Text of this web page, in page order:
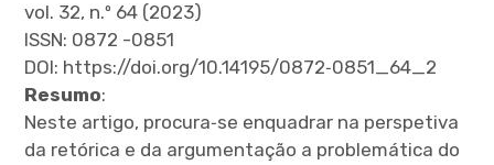
child
menu
vol. 32, n.º 64 (2023)
ISSN: 0872 -0851
DOI: https://doi.org/10.14195/0872‑0851_64_2
Resumo:
Neste artigo, procura‑se enquadrar na perspetiva
da retórica e da argumentação a problemática do